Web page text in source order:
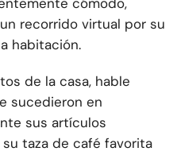
recorrido virtual por su
habitación.
de la casa, hable
sucedieron en
sus artículos
taza de café favorita